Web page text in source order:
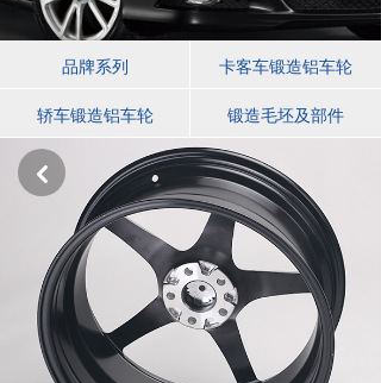
轿车锻造铝车轮 锻造毛坯及部件
品牌系列 卡客车锻造铝车轮
낒